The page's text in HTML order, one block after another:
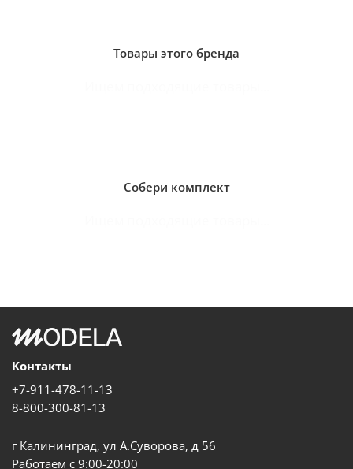
Товары этого бренда
Собери комплект
Контакты
+7-911-478-11-13
8-800-300-81-13
г Калининград, ул А.Суворова, д 56
Работаем с 9:00-20:00